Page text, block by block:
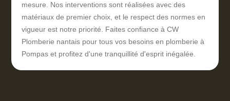
mesure. Nos interventions sont réalisées avec des
matériaux de premier choix, et le respect des normes en
vigueur est notre priorité. Faites confiance à CW
Plomberie nantais pour tous vos besoins en plomberie à
Pompas et profitez d'une tranquillité d'esprit inégalée.